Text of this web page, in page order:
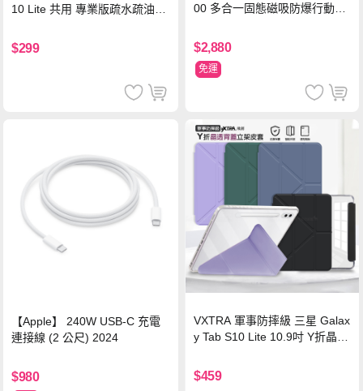
10 Lite 共用 專業版疏水疏油9H
$299
00 多合一固態磁吸防爆行動電
$2,880
免運
【Apple】 240W USB-C 充電
連接線 (2 公尺) 2024
$980
VXTRA 軍事防摔級 三星 Galax
y Tab S10 Lite 10.9吋 Y折晶透
$459